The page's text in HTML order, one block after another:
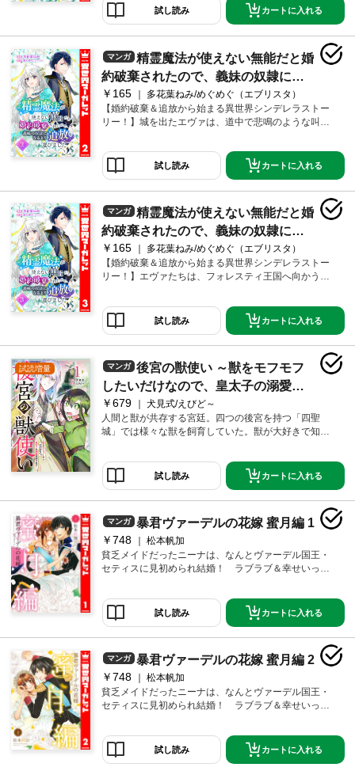
者である王太子・リズリーが義妹・マルティと浮気し
ていることが発覚し、2人の画策によりエヴァは国外追
放か義妹の侍女になるかを迫られる。国に留まること
よりも自由になることを選んだエヴァは、国を出て使
用人のアランたちとともに隣国のフォレスティ王国を
目指す――！
試し読み カートに入れる
マンガ
精霊魔法が使えない無能だと婚
約破棄されたので、義妹の奴隷にな
るより追放を選びました 2
￥165
多花葉ねみ/めぐめぐ（エブリスタ）
【婚約破棄＆追放から始まる異世界シンデレラストー
リー！】城を出たエヴァは、道中で悲鳴のような叫び
が使えなくなる異変が起こっていた。
試し読み カートに入れる
マンガ
精霊魔法が使えない無能だと婚
約破棄されたので、義妹の奴隷にな
るより追放を選びました 3
￥165
多花葉ねみ/めぐめぐ（エブリスタ）
【婚約破棄＆追放から始まる異世界シンデレラストー
リー！】エヴァたちは、フォレスティ王国へ向かう途
し前に霊具が使えなくなるという異変があったことを
知る。
試し読み カートに入れる
試読増量 マンガ
後宮の獣使い ～獣をモフモフ
したいだけなので、皇太子の溺愛は
困ります～ 1
￥679
犬見式/えびど～
人間と獣が共存する宮廷。四つの後宮を持つ「四聖
城」では様々な獣を飼育していた。獣が大好きで知識
た日々を過ごす中、なぜか皇太子殿下・鏡水（ジンシ
ュイ）様に溺愛されて…!? 最底辺で働く天才獣使いの
中華後宮譚、開幕――！
試し読み カートに入れる
マンガ 暴君ヴァーデルの花嫁 蜜月編 1
￥748
松本帆加
貧乏メイドだったニーナは、なんとヴァーデル国王・
セティスに見初められ結婚！ ラブラブ＆幸せいっぱ
そんな多忙な毎日だったけれど、二人きりの旅行に行
けることに☆ 豪華客船でのクルーズに、セティス様
が幼少期に育った別荘に。普段は見せない暴君セティ
ス様の意外な一面も見せられて、ニーナはドキドキし
っぱなし！ 触れ合う視線。二人っきりの夜。心と体
の距離もいつも以上に縮まって♪ ※ネクストFから過去
に発行されていた同名作品と同様の内容です。重複購
入にご注意ください。
試し読み カートに入れる
マンガ 暴君ヴァーデルの花嫁 蜜月編 2
￥748
松本帆加
貧乏メイドだったニーナは、なんとヴァーデル国王・
セティスに見初められ結婚！ ラブラブ＆幸せいっぱ
そんな多忙な毎日だったけれど、二人きりの旅行に行
けることに☆ 訪れたのは、幼き頃ニーナが働いてい
試し読み カートに入れる